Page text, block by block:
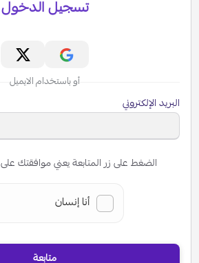
تسجيل الدخول
أو باستخدام الايميل
البريد الإلكتروني
الضغط على زر المتابعة يعني موافقتك على